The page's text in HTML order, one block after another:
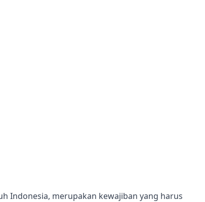
Indonesia, merupakan kewajiban yang harus